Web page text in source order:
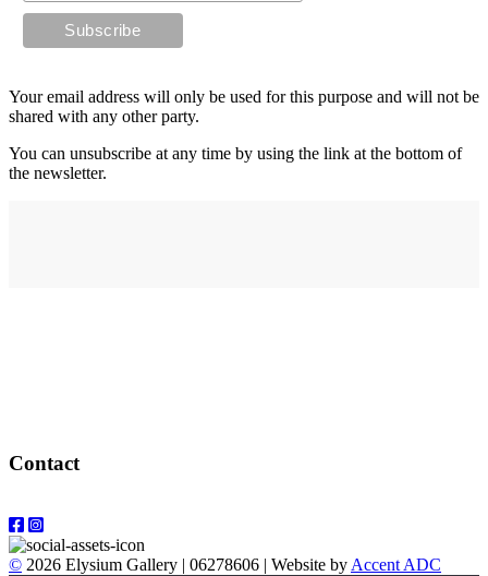
Your email address will only be used for this purpose and will not be
shared with any other party.
You can unsubscribe at any time by using the link at the bottom of
the newsletter.
Contact
© 2026 Elysium Gallery | 06278606 | Website by Accent ADC